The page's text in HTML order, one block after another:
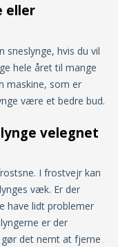
eller
sneslynge, hvis du vil
hele året til mange
maskine, som er
være et bedre bud.
velegnet
I frostvejr kan
væk. Er der
have lidt problemer
er der
det nemt at fjerne